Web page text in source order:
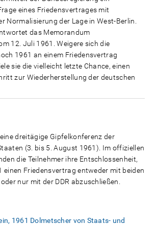
eines Friedensvertrages mit
Normalisierung der Lage in West-Berlin.
das Memorandum
12. Juli 1961. Weigere sich die
1961 an einem Friedensvertrag
sie die vielleicht letzte Chance, einen
zur Wiederherstellung der deutschen
dreitägige Gipfelkonferenz der
(3. bis 5. August 1961). Im offiziellen
die Teilnehmer ihre Entschlossenheit,
einen Friedensvertrag entweder mit beiden
nur mit der DDR abzuschließen.
1961 Dolmetscher von Staats- und